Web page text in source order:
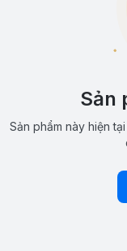
Sản
Sản phẩm này hiện